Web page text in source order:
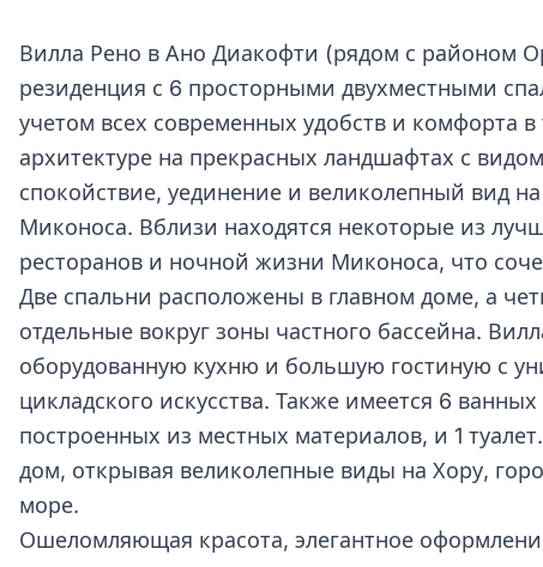
Вилла Рено в Ано Диакофти (рядом с районом
резиденция с 6 просторными двухместными
учетом всех современных удобств и комфорта
архитектуре на прекрасных ландшафтах с
спокойствие, уединение и великолепный вид
Миконоса. Вблизи находятся некоторые из
ресторанов и ночной жизни Миконоса, что
Две спальни расположены в главном доме, а
отдельные вокруг зоны частного бассейна.
оборудованную кухню и большую гостиную с
цикладского искусства. Также имеется 6
построенных из местных материалов, и 1
дом, открывая великолепные виды на Хору,
море.
Ошеломляющая красота, элегантное